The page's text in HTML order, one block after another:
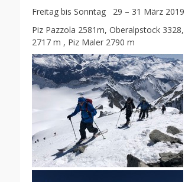
Freitag bis Sonntag 29 – 31 März
Piz Pazzola 2581m, Oberalpstock
2717 m , Piz Maler 2790 m